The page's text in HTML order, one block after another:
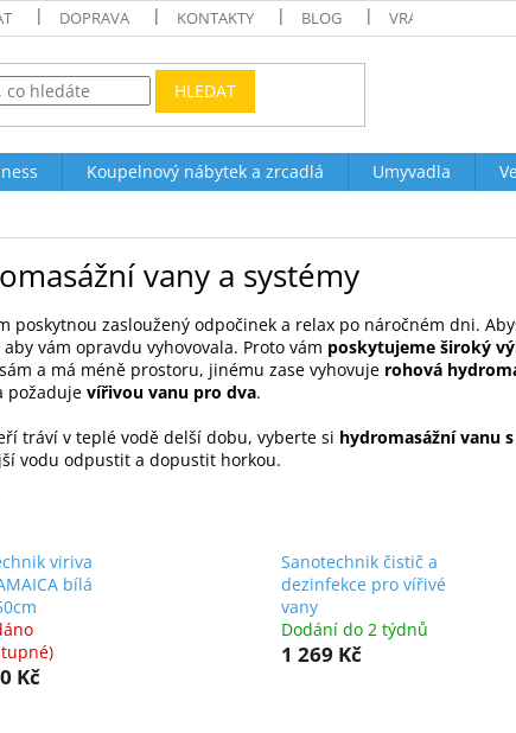
DOPRAVA KONTAKTY BLOG VRÁCENÍ A
HLEDAT
Koupelnový nábytek a zrcadlá Umyvadla
vany a systémy
poskytnou zasloužený odpočinek a relax po náročném dni.
vám opravdu vyhovovala. Proto vám poskytujeme široký
a má méně prostoru, jinému zase vyhovuje rohová
požaduje vířivou vanu pro dva.
tráví v teplé vodě delší dobu, vyberte si hydromasážní vanu
vodu odpustit a dopustit horkou.
viriva
bílá
Kč
Sanotechnik čistič a
dezinfekce pro vířivé
vany
Dodání do 2 týdnů
1 269 Kč